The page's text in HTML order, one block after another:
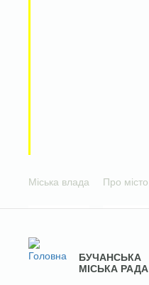
Міська влада Про місто
БУЧАНСЬКА
МІСЬКА РАДА